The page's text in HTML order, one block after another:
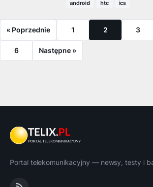
android htc ics
« Poprzednie 1 2 3
6 Następne »
Portal telekomunikacyjny — newsy, testy i